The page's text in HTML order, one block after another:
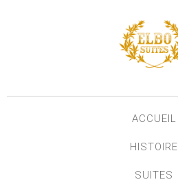
ACCUEIL
HISTOIRE
SUITES